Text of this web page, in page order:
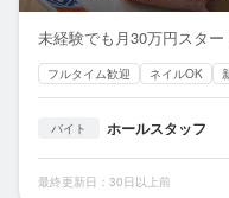
未経験でも月30万円スタ
フルタイム歓迎 ネイルOK
バイト ホールスタッフ
最終更新日：30日以上前